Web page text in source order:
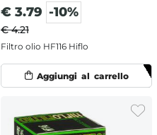
€ 3.79 -10%
€ 4.21
Filtro olio HF116 Hiflo